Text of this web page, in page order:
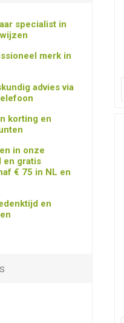
specialist in
merk in
advies via
korting en
in onze
en gratis
€ 75 in NL en
en